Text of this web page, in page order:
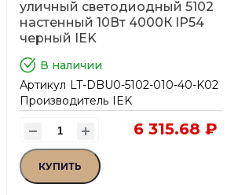
уличный светодиодный 5102
настенный 10Вт 4000К IP54
черный IEK
В наличии
Артикул LT-DBU0-5102-010-40-K02
Производитель IEK
6 315.68 ₽
КУПИТЬ